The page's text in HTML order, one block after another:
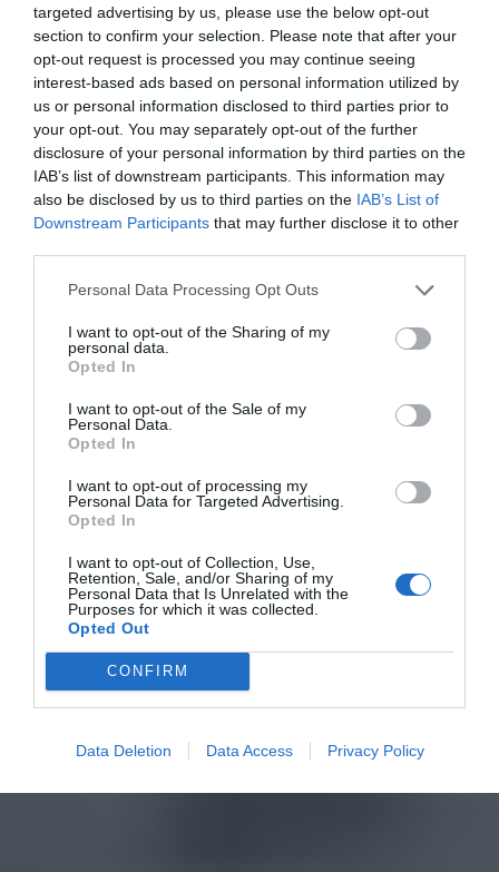
targeted advertising by us, please use the below opt-out
section to confirm your selection. Please note that after your
opt-out request is processed you may continue seeing
interest-based ads based on personal information utilized by
us or personal information disclosed to third parties prior to
your opt-out. You may separately opt-out of the further
disclosure of your personal information by third parties on the
IAB’s list of downstream participants. This information may
also be disclosed by us to third parties on the IAB’s List of
Downstream Participants that may further disclose it to other
Personal Data Processing Opt Outs
I want to opt-out of the Sharing of my
personal data.
Opted In
I want to opt-out of the Sale of my
Personal Data.
Opted In
I want to opt-out of processing my
Personal Data for Targeted Advertising.
Opted In
I want to opt-out of Collection, Use,
Retention, Sale, and/or Sharing of my
Personal Data that Is Unrelated with the
Purposes for which it was collected.
Opted Out
CONFIRM
Data Deletion Data Access Privacy Policy